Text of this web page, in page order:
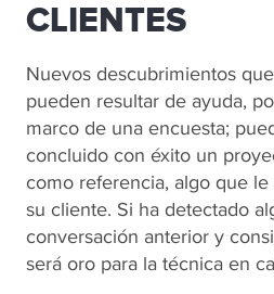
CLIENTES
Nuevos descubrimientos
pueden resultar de ayuda,
marco de una encuesta;
concluido con éxito un
como referencia, algo que
su cliente. Si ha detectado
conversación anterior y
será oro para la técnica en